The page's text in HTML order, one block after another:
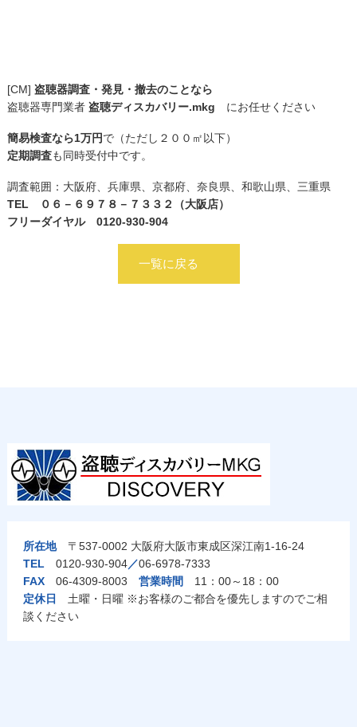
[CM] 盗聴器調査・発見・撤去のことなら
盗聴器専門業者盗聴ディスカバリー.mkg にお任せください
簡易検査なら1万円で（ただし２００㎡以下）
定期調査も同時受付中です。
調査範囲：大阪府、兵庫県、京都府、奈良県、和歌山県、三重県
TEL ０６－６９７８－７３３２（大阪店）
フリーダイヤル 0120-930-904
一覧に戻る
所在地〒537-0002 大阪府大阪市東成区深江南1-16-24
TEL 0120-930-904／06-6978-7333
FAX06-4309-8003 営業時間11：00～18：00
定休日
土曜・日曜 ※お客様のご都合を優先しますのでご相
談ください